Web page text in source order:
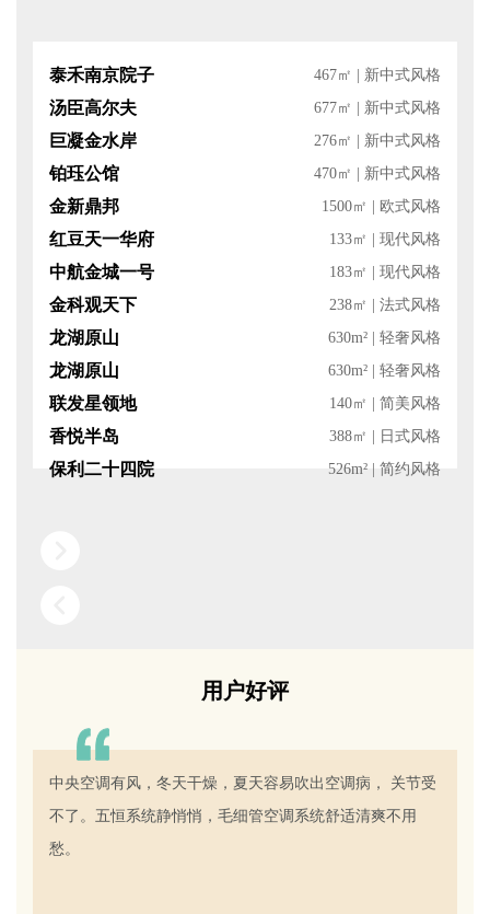
泰禾南京院子 467㎡ 新中式风格
汤臣高尔夫 677㎡ 新中式风格
巨凝金水岸 276㎡ 新中式风格
铂珏公馆 470㎡ 新中式风格
金新鼎邦 1500㎡ 欧式风格
红豆天一华府 133㎡ 现代风格
中航金城一号 183㎡ 现代风格
金科观天下 238㎡ 法式风格
龙湖原山 630m² 轻奢风格
龙湖原山 630m² 轻奢风格
联发星领地 140㎡ 简美风格
香悦半岛 388㎡ 日式风格
保利二十四院 526m² 简约风格
用户好评
中央空调有风，冬天干燥，夏天容易吹出空调病， 关节受
不了。 五恒 系统静悄悄，毛细管空调系统舒适清爽不用
愁。